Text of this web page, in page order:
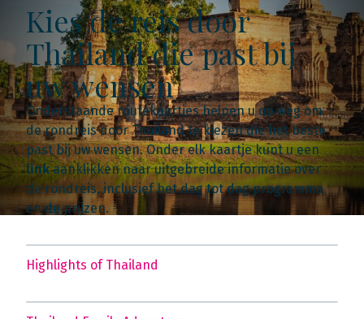
Kies de reis door
Thailand die past bij
uw wensen
Onderstaande routekaartjes helpen u op weg om
de rondreis door Thailand te kiezen die het beste
past bij uw wensen. Onder elk kaartje kunt u een
linkaanklikken naar uitgebreide informatie over
de rondreis, inclusief het dag tot dag programma
en de prijzen.
Highlights of Thailand